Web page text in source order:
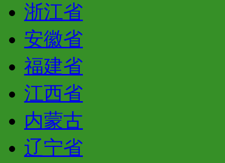
浙江省
安徽省
福建省
江西省
内蒙古
辽宁省